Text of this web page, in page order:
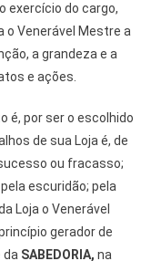
exercício do cargo,
o Venerável Mestre a
a grandeza e a
e ações.
é, por ser o escolhido
de sua Loja é, de
ou fracasso;
escuridão; pela
Loja o Venerável
gerador de
da SABEDORIA, na